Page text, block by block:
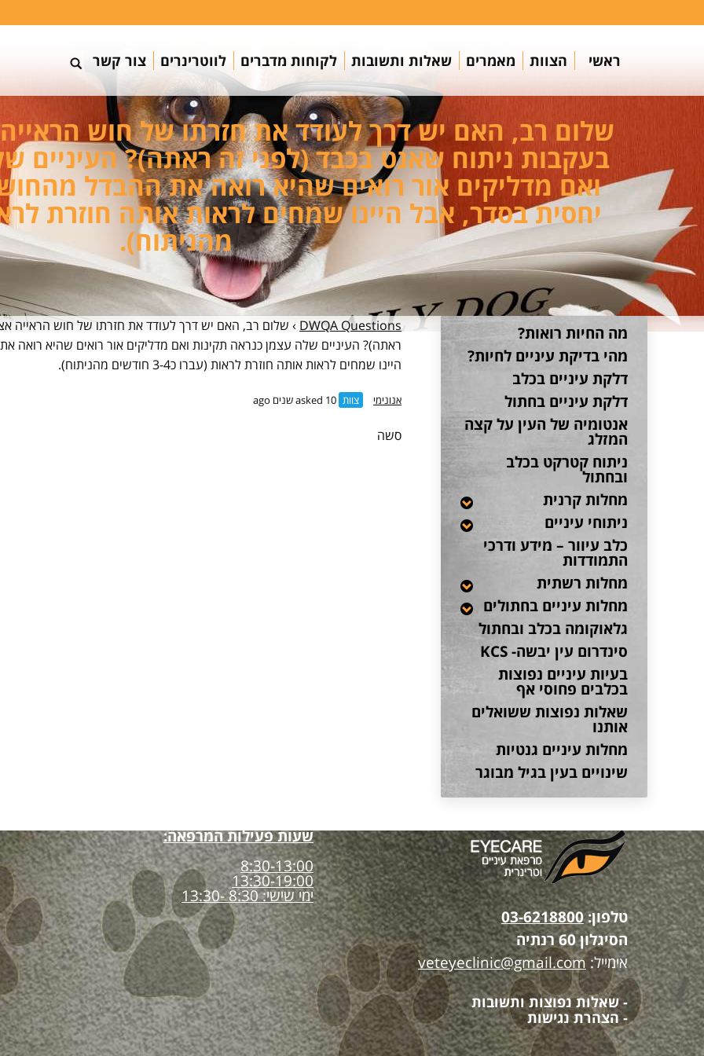
ראשי הצוות מאמרים שאלות ותשובות לקוחות מדברים לווטרינרים צור קשר
שלום רב, האם יש דרך לעודד את חזרתו של חוש
בעקבות ניתוח שאנט בכבד (לפני זה ראתה)? העיניים
ואם מדליקים אור רואים שהיא רואה את ההבדל
מהניתוח).
DWQA Questions
› שלום רב, האם יש דרך לעודד את חזרתו של חוש הראייה
ראתה)? העיניים שלה עצמן כנראה תקינות ואם מדליקים אור רואים שהיא
היינו שמחים לראות אותה חוזרת לראות (עברו כ3-4 חודשים מהניתוח).
אנונימי צוות
סשה
מה החיות רואות?
מהי בדיקת עיניים לחיות?
דלקת עיניים בכלב
דלקת עיניים בחתול
אנטומיה של העין על קצה
המזלג
ניתוח קטרקט בכלב
ובחתול
מחלות קרנית
ניתוחי עיניים
כלב עיוור – מידע ודרכי
התמודדות
מחלות רשתית
מחלות עיניים בחתולים
גלאוקומה בכלב ובחתול
סינדרום עין יבשה- KCS
בעיות עיניים נפוצות
בכלבים פחוסי אף
שאלות נפוצות ששואלים
אותנו
מחלות עיניים גנטיות
שינויים בעין בגיל מבוגר
טלפון:03-6218800
הסיגלון 60 רנתיה
אימייל:veteyeclinic@gmail.com
- שאלות נפוצות ותשובות
- הצהרת נגישות
שעות פעילות המרפאה:
8:30-13:00
13:30-19:00
ימי שישי: 8:30 -13:30